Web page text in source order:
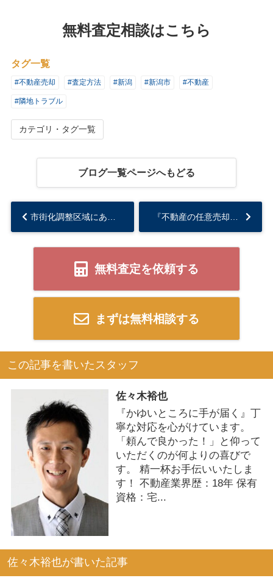
無料査定相談はこちら
タグ一覧
#不動産売却 #査定方法 #新潟 #新潟市 #不動産
#隣地トラブル
カテゴリ・タグ一覧
ブログ一覧ページへもどる
無料査定を依頼する
まずは無料相談する
この記事を書いたスタッフ
佐々木裕也
『かゆいところに手が届く』丁
寧な対応を心がけています。
「頼んで良かった！」と仰って
いただくのが何よりの喜びで
す。 精一杯お手伝いいたしま
す！ 不動産業界歴：18年 保有
資格：宅...
佐々木裕也が書いた記事